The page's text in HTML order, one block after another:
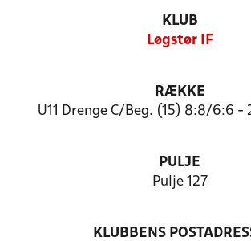
KLUB
Løgstør IF
RÆKKE
U11 Drenge C/Beg. (15) 8:8/6:6
PULJE
Pulje 127
KLUBBENS